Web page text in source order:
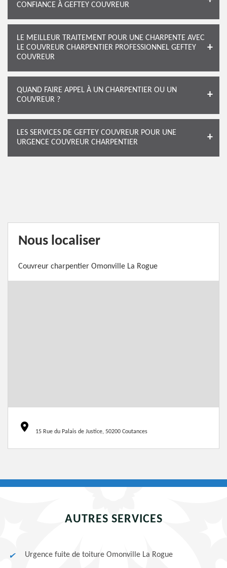
CONFIANCE À GEFTEY COUVREUR
LE MEILLEUR TRAITEMENT POUR UNE CHARPENTE AVEC
LE COUVREUR CHARPENTIER PROFESSIONNEL GEFTEY
COUVREUR
QUAND FAIRE APPEL À UN CHARPENTIER OU UN
COUVREUR ?
LES SERVICES DE GEFTEY COUVREUR POUR UNE
URGENCE COUVREUR CHARPENTIER
Nous localiser
Couvreur charpentier Omonville La Rogue
15 Rue du Palais de Justice, 50200 Coutances
AUTRES SERVICES
Urgence fuite de toiture Omonville La Rogue